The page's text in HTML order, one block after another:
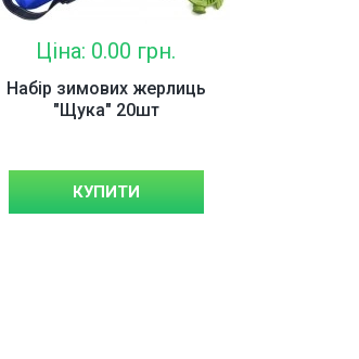
Ціна: 0.00 грн.
Набір зимових жерлиць
"Щука" 20шт
КУПИТИ